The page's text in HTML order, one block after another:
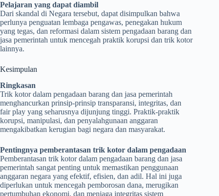
Pelajaran yang dapat diambil
Dari skandal di Negara tersebut, dapat disimpulkan bahwa
perlunya penguatan lembaga pengawas, penegakan hukum
yang tegas, dan reformasi dalam sistem pengadaan barang dan
jasa pemerintah untuk mencegah praktik korupsi dan trik kotor
lainnya.
Kesimpulan
Ringkasan
Trik kotor dalam pengadaan barang dan jasa pemerintah
menghancurkan prinsip-prinsip transparansi, integritas, dan
fair play yang seharusnya dijunjung tinggi. Praktik-praktik
korupsi, manipulasi, dan penyalahgunaan anggaran
mengakibatkan kerugian bagi negara dan masyarakat.
Pentingnya pemberantasan trik kotor dalam pengadaan
Pemberantasan trik kotor dalam pengadaan barang dan jasa
pemerintah sangat penting untuk memastikan penggunaan
anggaran negara yang efektif, efisien, dan adil. Hal ini juga
diperlukan untuk mencegah pemborosan dana, merugikan
pertumbuhan ekonomi, dan menjaga integritas sistem